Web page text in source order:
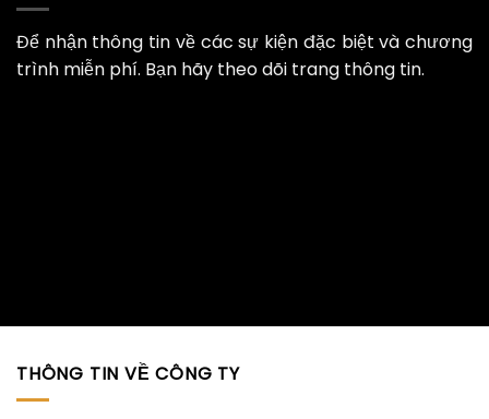
Để nhận thông tin về các sự kiện đặc biệt và chương
trình miễn phí. Bạn hãy theo dõi trang thông tin.
THÔNG TIN VỀ CÔNG TY